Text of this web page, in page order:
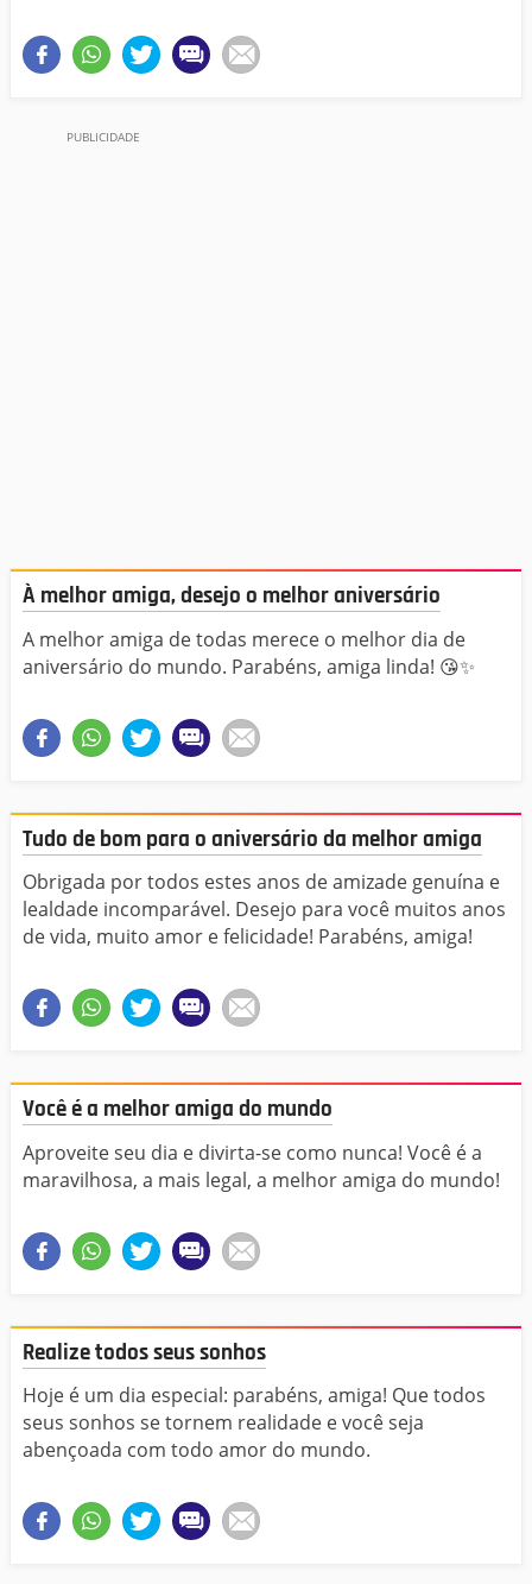
À melhor amiga, desejo o melhor aniversário
A melhor amiga de todas merece o melhor dia de
aniversário do mundo. Parabéns, amiga linda! 😘✨
Tudo de bom para o aniversário da melhor amiga
Obrigada por todos estes anos de amizade genuína e
lealdade incomparável. Desejo para você muitos anos
de vida, muito amor e felicidade! Parabéns, amiga!
Você é a melhor amiga do mundo
Aproveite seu dia e divirta-se como nunca! Você é a
maravilhosa, a mais legal, a melhor amiga do mundo!
Realize todos seus sonhos
Hoje é um dia especial: parabéns, amiga! Que todos
seus sonhos se tornem realidade e você seja
abençoada com todo amor do mundo.